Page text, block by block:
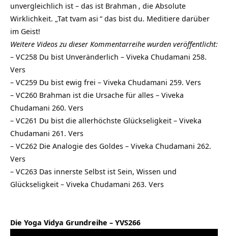
unvergleichlich ist – das ist Brahman , die Absolute
Wirklichkeit. „Tat tvam asi “ das bist du. Meditiere darüber
im Geist!
Weitere Videos zu dieser Kommentarreihe wurden veröffentlicht:
– VC258 Du bist Unveränderlich – Viveka Chudamani 258.
Vers
– VC259 Du bist ewig frei – Viveka Chudamani 259. Vers
– VC260 Brahman ist die Ursache für alles – Viveka
Chudamani 260. Vers
– VC261 Du bist die allerhöchste Glückseligkeit – Viveka
Chudamani 261. Vers
– VC262 Die Analogie des Goldes – Viveka Chudamani 262.
Vers
– VC263 Das innerste Selbst ist Sein, Wissen und
Glückseligkeit – Viveka Chudamani 263. Vers
Die Yoga Vidya Grundreihe – YVS266